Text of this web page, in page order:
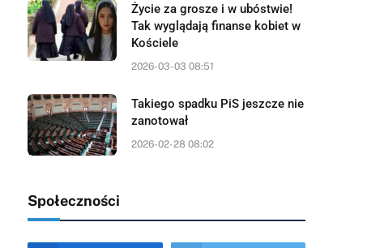
Życie za grosze i w ubóstwie!
Tak wyglądają finanse kobiet w
Kościele
2026-03-03 08:51
Takiego spadku PiS jeszcze nie
zanotował
2026-02-28 08:02
Społeczności